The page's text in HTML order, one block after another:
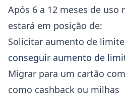
Após 6 a 12 meses de uso
estará em posição de:
Solicitar aumento de
conseguir aumento de
Migrar para um cartão
como cashback ou milhas